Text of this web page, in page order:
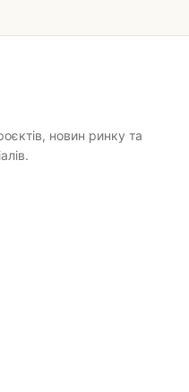
новин ринку та